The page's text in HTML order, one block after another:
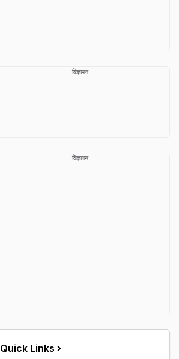
विज्ञापन
विज्ञापन
Quick Links